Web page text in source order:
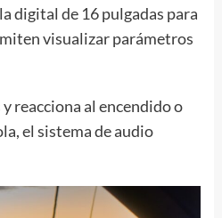
digital de 16 pulgadas para
visualizar parámetros
reacciona al encendido o
el sistema de audio